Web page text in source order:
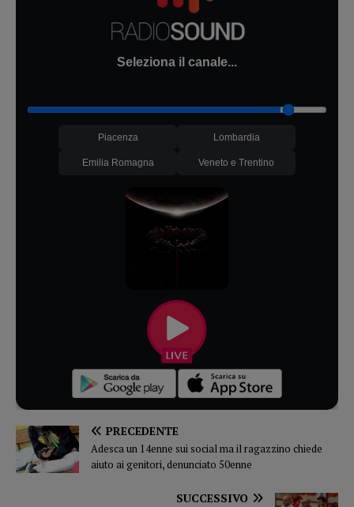
Seleziona il canale...
Piacenza Lombardia
Emilia Romagna Veneto e Trentino
PRECEDENTE
Adesca un 14enne sui social ma il ragazzino chiede
aiuto ai genitori, denunciato 50enne
SUCCESSIVO